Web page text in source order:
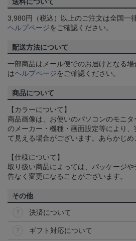
3,980円（税込）以上のご注文は全国一
ヘルプページをご確認ください。
配送方法について
一部商品はメール便でのお届けとなる場
はヘルプページをご確認ください。
商品について
【カラーについて】
商品画像は、お使いのパソコンのモニ
のメーカー・機種・画面設定等により
て見える場合がございます。あらかじめ
【仕様について】
取り扱い商品によっては、パッケージ
告なく変更になることがございます。
その他
決済について
ギフト対応について